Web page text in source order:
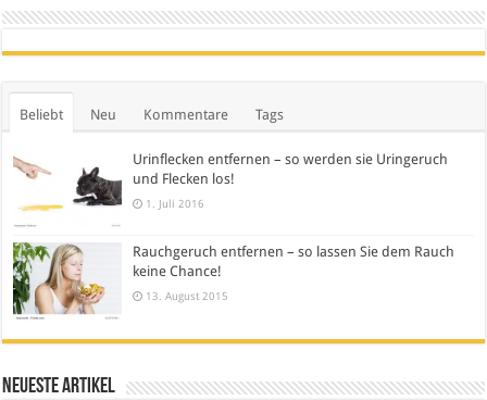
Beliebt Neu Kommentare Tags
Urinflecken entfernen – so werden sie Uringeruch
und Flecken los!
1. Juli 2016
Rauchgeruch entfernen – so lassen Sie dem Rauch
keine Chance!
13. August 2015
Neueste Artikel